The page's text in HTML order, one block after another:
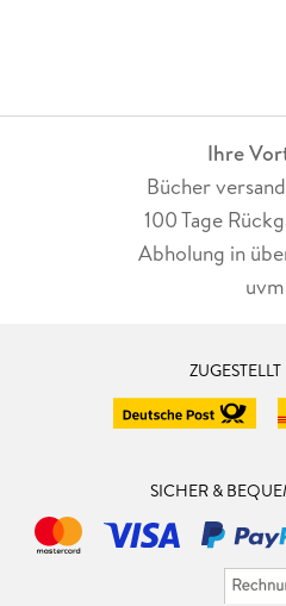
Ihre
Bücher
100 Tage
Abholung in
SICHER &